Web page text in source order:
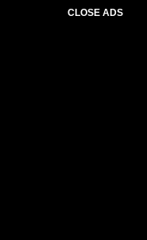
CLOSE ADS